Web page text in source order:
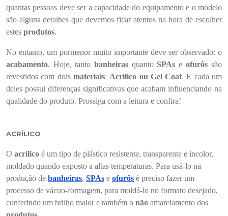
quantas pessoas deve ser a capacidade do equipamento e o modelo
são alguns detalhes que devemos ficar atentos na hora de escolher
estes produtos.
No entanto, um pormenor muito importante deve ser observado: o
acabamento. Hoje, tanto banheirasquanto SPAs eofurôs são
revestidos com dois materiais: Acrílico ou Gel Coat. E cada um
deles possui diferenças significativas que acabam influenciando na
qualidade do produto. Prossiga com a leitura e confira!
ACRÍLICO
O acrílico é um tipo de plástico resistente, transparente e incolor,
moldado quando exposto a altas temperaturas. Para usá-lo na
produção de banheiras, SPAs e ofurôs é preciso fazer um
processo de vácuo-formagem, para moldá-lo no formato desejado,
conferindo um brilho maior e também o não amarelamento dos